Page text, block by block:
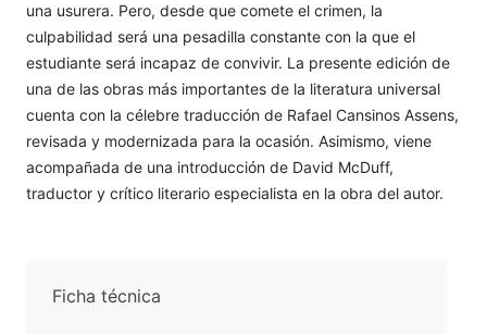
una usurera. Pero, desde que comete el crimen, la
culpabilidad será una pesadilla constante con la que el
estudiante será incapaz de convivir. La presente edición de
una de las obras más importantes de la literatura universal
cuenta con la célebre traducción de Rafael Cansinos Assens,
revisada y modernizada para la ocasión. Asimismo, viene
acompañada de una introducción de David McDuff,
traductor y crítico literario especialista en la obra del autor.
Ficha técnica